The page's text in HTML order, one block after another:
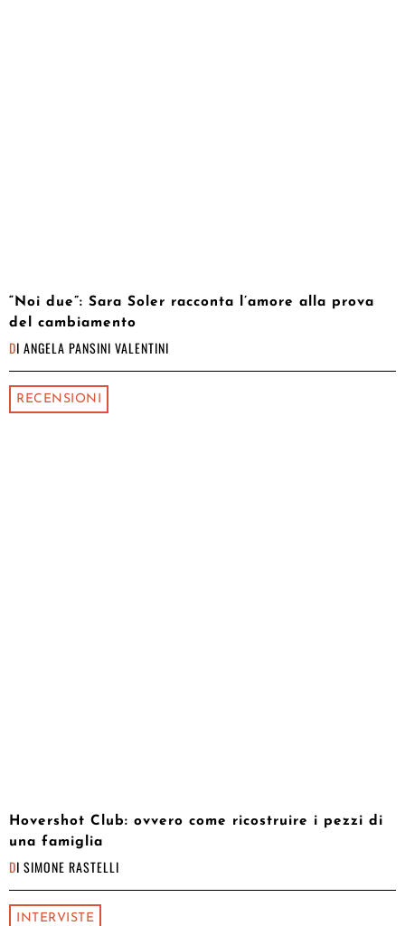
“Noi due”: Sara Soler racconta l’amore alla prova
del cambiamento
DI ANGELA PANSINI VALENTINI
RECENSIONI
Hovershot Club: ovvero come ricostruire i pezzi di
una famiglia
DI SIMONE RASTELLI
INTERVISTE